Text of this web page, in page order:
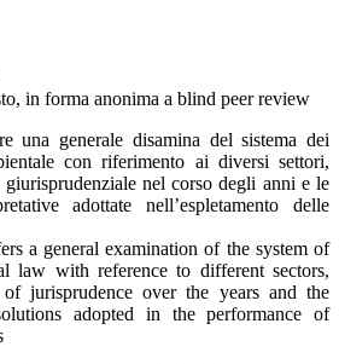
in forma anonima a blind peer review
una generale disamina del sistema dei
con riferimento ai diversi settori,
giurisprudenziale nel corso degli anni e le
adottate nell’espletamento delle
a general examination of the system of
law with reference to different sectors,
jurisprudence over the years and the
adopted in the performance of